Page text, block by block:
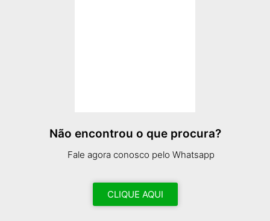
Não encontrou o que procura?
Fale agora conosco pelo Whatsapp
CLIQUE AQUI